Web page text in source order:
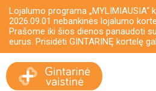
Lojalumo programa „MYLIMIAUSIA“
2026.09.01 nebankinės lojalumo
Prašome iki šios dienos panaudoti
eurus. Prisidėti GINTARINĘ kortelę